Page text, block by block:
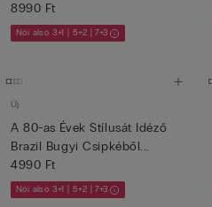
8990 Ft
Női alsó 3+1 | 5+2 | 7+3
Új
A 80-as Évek Stílusát Idéző
Brazil Bugyi Csipkéből...
4990 Ft
Női alsó 3+1 | 5+2 | 7+3